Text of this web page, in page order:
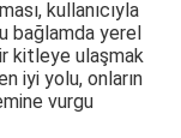
kullanıcıyla
bağlamda yerel
kitleye ulaşmak
iyi yolu, onların
vurgu